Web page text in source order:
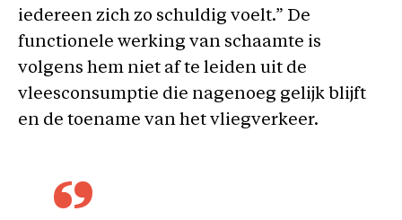
iedereen zich zo schuldig voelt.” De
functionele werking van schaamte is
volgens hem niet af te leiden uit de
vleesconsumptie die nagenoeg gelijk blijft
en de toename van het vliegverkeer.